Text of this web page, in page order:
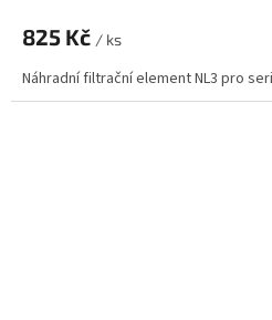
825 Kč / ks
Náhradní filtrační element NL3 pro